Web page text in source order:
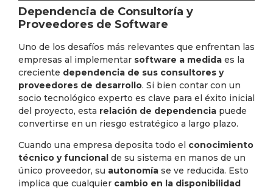
Dependencia de Consultoría y
Proveedores de Software
Uno de los desafíos más relevantes que enfrentan las
empresas al implementar software a medida es la
creciente dependencia de sus consultores y
proveedores de desarrollo. Si bien contar con un
socio tecnológico experto es clave para el éxito inicial
del proyecto, esta relación de dependencia puede
convertirse en un riesgo estratégico a largo plazo.
Cuando una empresa deposita todo el conocimiento
técnico y funcional de su sistema en manos de un
único proveedor, su autonomía se ve reducida. Esto
implica que cualquier cambio en la disponibilidad